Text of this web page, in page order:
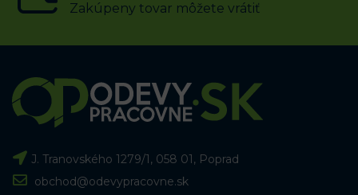
Zakúpeny tovar môžete vrátiť
J. Tranovského 1279/1, 058 01, Poprad
obchod@odevypracovne.sk